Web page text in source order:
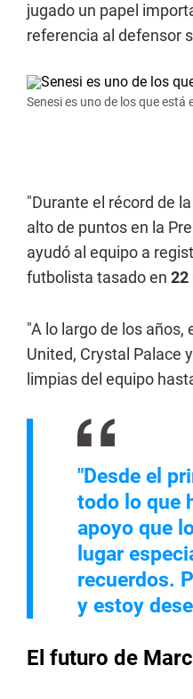
jugado un papel
referencia al defensor
Senesi es uno de los que está
"Durante el récord de
alto de puntos en la
ayudó al equipo a
futbolista tasado en 22
"A lo largo de los
United, Crystal Palace
limpias del equipo
"Desde el
todo lo que
apoyo que
lugar
recuerdos.
y estoy
El futuro de